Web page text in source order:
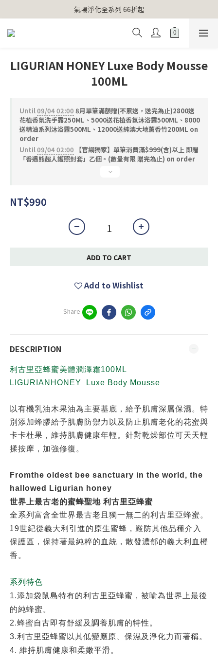
【官網獨家】首次消費 不限金額 即送 香遇熊超人行李吊牌
氣場淨化全系列 66折起
【官網獨家】首次消費 不限金額 即送 香遇熊超人行李吊牌
LIGURIAN HONEY Luxe Body Mousse
100ML
Until09/04 02:00 8月單筆滿額贈(不累送，送完為止)2800送
花植香氛洗手露250ML、5000送花植香氛沐浴露500ML、8000
送精油系列沐浴露500ML、12000送純澳大地薰香竹200ML on
order
Until09/04 02:00 【官網獨家】單筆消費滿$999(含)以上 即贈
「香遇熊超人護照封套」乙個。(數量有限 贈完為止) on order
NT$990
ADD TO CART
Add to Wishlist
Share
DESCRIPTION
利古里亞蜂蜜美體潤澤霜100ML
LIGURIANHONEY Luxe Body Mousse
以有機乳油木果油為主要基底，給予肌膚深層保濕。特
別添加蜂膠給予肌膚防禦力以及防止肌膚老化的花蜜與
卡卡杜果，維持肌膚健康年輕。針對乾燥部位可天天輕
揉按摩，加強修復。
Fromthe oldest bee sanctuary in the world, the
hallowed Ligurian honey
世界上最古老的蜜蜂聖地 利古里亞蜂蜜
全系列富含全世界最古老且獨一無二的利古里亞蜂蜜。
19世紀從義大利引進的原生蜜蜂，嚴防其他品種介入
保護區，保持著最純粹的血統，散發濃郁的義大利血橙
香。
系列特色
1.添加袋鼠島特有的利古里亞蜂蜜，被喻為世界上最後
的純蜂蜜。
2.蜂蜜自古即有舒緩及調養肌膚的特性。
3.利古里亞蜂蜜以其低變應原、保濕及淨化力而著稱。
4. 維持肌膚健康和柔嫩平滑。